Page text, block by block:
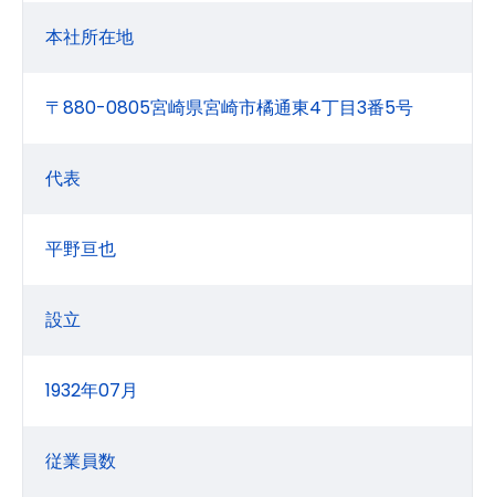
本社所在地
〒880-0805宮崎県宮崎市橘通東4丁目3番5号
代表
平野亘也
設立
1932年07月
従業員数